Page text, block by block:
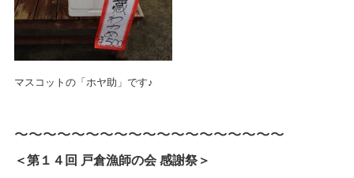
マスコットの「ホヤ助」です♪
〜〜〜〜〜〜〜〜〜〜〜〜〜〜〜〜〜〜〜
＜第１４回 戸倉漁師の会 感謝祭＞